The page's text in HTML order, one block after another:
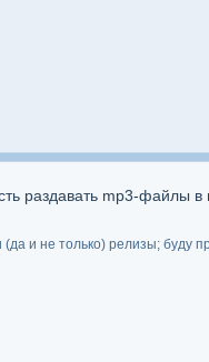
раздавать mp3-файлы в
(да и не только) релизы; буду